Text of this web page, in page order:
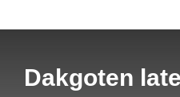
Dakgoten